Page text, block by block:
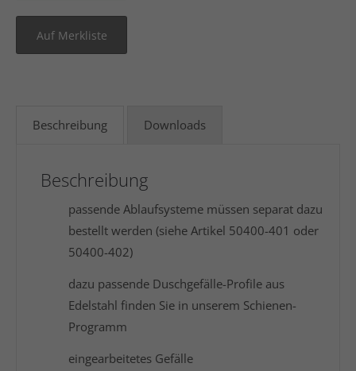
Beschreibung Downloads
Beschreibung
passende Ablaufsysteme müssen separat dazu
bestellt werden (siehe Artikel 50400-401 oder
50400-402)
dazu passende Duschgefälle-Profile aus
Edelstahl finden Sie in unserem Schienen-
Programm
eingearbeitetes Gefälle